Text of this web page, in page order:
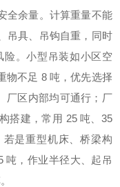
全余量。计算重量不能
吊具、吊钩自重，同时
。小型吊装如小区空
物不足 8 吨，优先选择
厂区内部均可通行；厂
搭建，常用 25 吨、35
是重型机床、桥梁构
吨，作业半径大、起吊